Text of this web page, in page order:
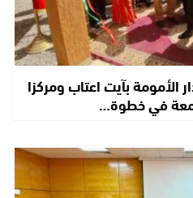
الأمومة بآيت اعتاب ومركزا
في خطوة…